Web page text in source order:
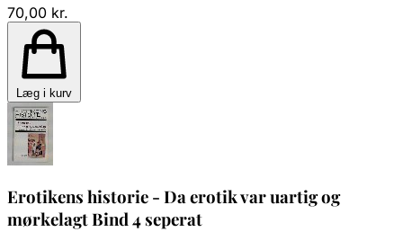
70,00 kr.
Læg i kurv
Erotikens historie - Da erotik var uartig og
mørkelagt Bind 4 seperat